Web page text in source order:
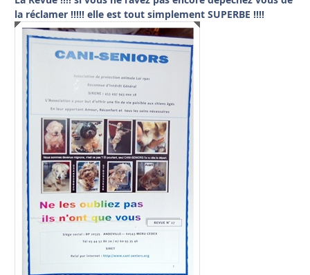
la réclamer !!!!! elle est tout simplement SUPERBE !!!!